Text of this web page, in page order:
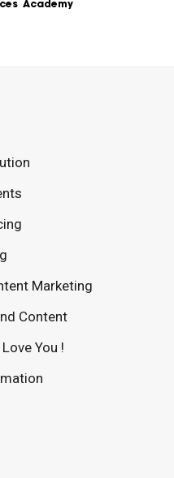
la théorie au
Academy
Marketing
Content
You !